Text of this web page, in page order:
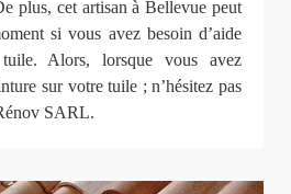
plus, cet artisan à Bellevue peut
si vous avez besoin d’aide
Alors, lorsque vous avez
sur votre tuile ; n’hésitez pas
SARL.